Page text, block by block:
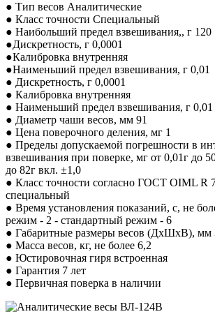
● Тип весов Аналитические
● Класс точности Специальный
● Наибольший предел взвешивания,, г 120
●Дискретность, г 0,0001
●Калибровка внутренняя
●Наименьший предел взвешивания, г 0,01
● Дискретность, г 0,0001
● Калибровка внутренняя
● Наименьший предел взвешивания, г 0,01
● Диаметр чаши весов, мм 91
● Цена поверочного деления, мг 1
● Пределы допускаемой погрешности в
взвешивания при поверке, мг от 0,01г до
до 82г вкл. ±1,0
● Класс точности согласно ГОСТ OIML R
специальный
● Время установления показаний, с, не
режим - 2 - стандартный режим - 6
● Габаритные размеры весов (ДхШхВ), мм
● Масса весов, кг, не более 6,2
● Юстировочная гиря встроенная
● Гарантия 7 лет
● Первичная поверка в наличии